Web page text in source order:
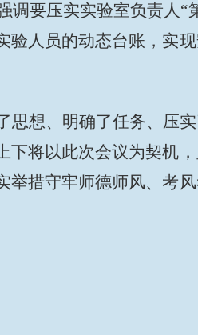
调要压实实验室负责人
验人员的动态台账，实
思想、明确了任务、压
下将以此次会议为契机
举措守牢师德师风、考